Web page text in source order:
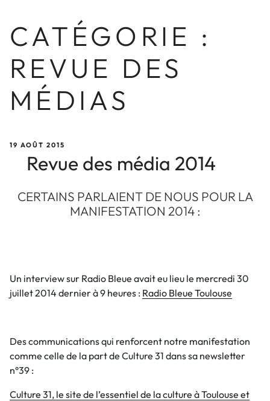
CATÉGORIE :
REVUE DES
MÉDIAS
PUBLIÉ
19 AOÛT 2015
Revue des média 2014
CERTAINS PARLAIENT DE NOUS POUR LA
MANIFESTATION 2014 :
Un interview sur Radio Bleue avait eu lieu le mercredi 30
juillet 2014 dernier à 9 heures : Radio Bleue Toulouse
Des communications qui renforcent notre manifestation
comme celle de la part de Culture 31 dans sa newsletter
n°39 :
Culture 31, le site de l’essentiel de la culture à Toulouse et